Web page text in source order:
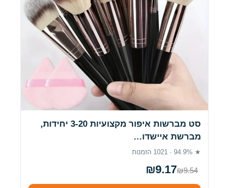
סט מברשות איפור מקצועיות 3-20 יחידות,
מברשת איישדו…
★ 94.9% · 1021 הזמנות
₪9.17₪9.54